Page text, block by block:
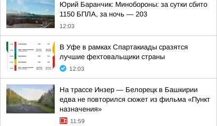
Юрий Баранчик: Минобороны: за сутки сбито
1150 БПЛА, за ночь — 203
12:03
В Уфе в рамках Спартакиады сразятся
лучшие фехтовальщики страны
12:03
На трассе Инзер — Белорецк в Башкирии
едва не повторился сюжет из фильма «Пункт
назначения»
11:59